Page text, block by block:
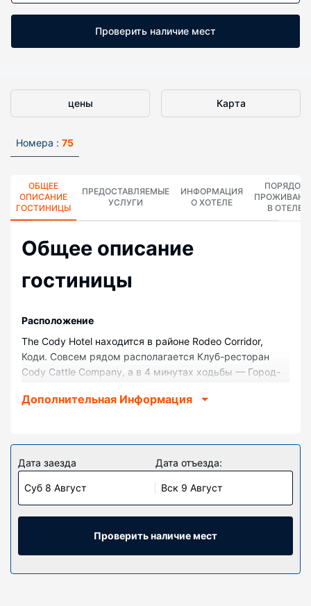
Проверить наличие мест
цены Карта
Номера : 75
ОБЩЕЕ
ОПИСАНИЕ
ГОСТИНИЦЫ
ПРЕДОСТАВЛЯЕМЫЕ
УСЛУГИ
ИНФОРМАЦИЯ
О ХОТЕЛЕ
ПОРЯДОК
В ОТЕЛЕ
Общее описание
гостиницы
Pасположение
The Cody Hotel находится в районе Rodeo Corridor,
Коди. Совсем рядом располагается Клуб-ресторан
Cody Cattle Company, а в 4 минутах ходьбы — Город-
прекрасным расположением: Родео-арена Buffalo Bill
Почувствуйте себя как дома в одном из 75 номеров,
которые оснащены следующим оборудованием:
холодильник и микроволновая печь. Чтобы вам не
пришлось скучать, в номерах установлены
плоскоэкранные телевизоры, на которых можно
Дополнительная Информация
Дата заезда
Суб 8 Август
Дата отъезда:
Вск 9 Август
Проверить наличие мест